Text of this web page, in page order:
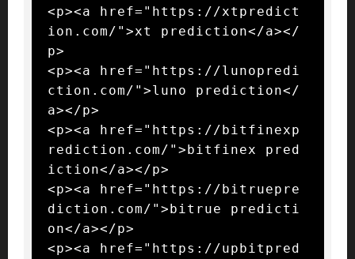
<p><a href="https://xtpredict
ion.com/">xt prediction</a></
p>
<p><a href="https://lunopredi
ction.com/">luno prediction</
a></p>
<p><a href="https://bitfinexp
rediction.com/">bitfinex pred
iction</a></p>
<p><a href="https://bitruepre
diction.com/">bitrue predicti
on</a></p>
<p><a href="https://upbitpred